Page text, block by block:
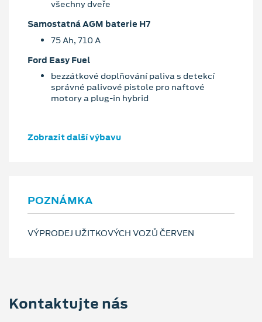
všechny dveře
Samostatná AGM baterie H7
75 Ah, 710 A
Ford Easy Fuel
bezzátkové doplňování paliva s detekcí
správné palivové pistole pro naftové
motory a plug-in hybrid
Zobrazit další výbavu
POZNÁMKA
VÝPRODEJ UŽITKOVÝCH VOZŮ ČERVEN
Kontaktujte nás